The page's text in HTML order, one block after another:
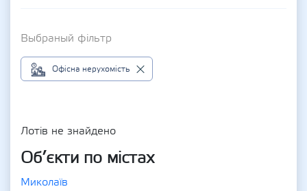
Выбраный фільтр
Офісна нерухомість
Лотів не знайдено
Об’єкти по містах
Миколаїв